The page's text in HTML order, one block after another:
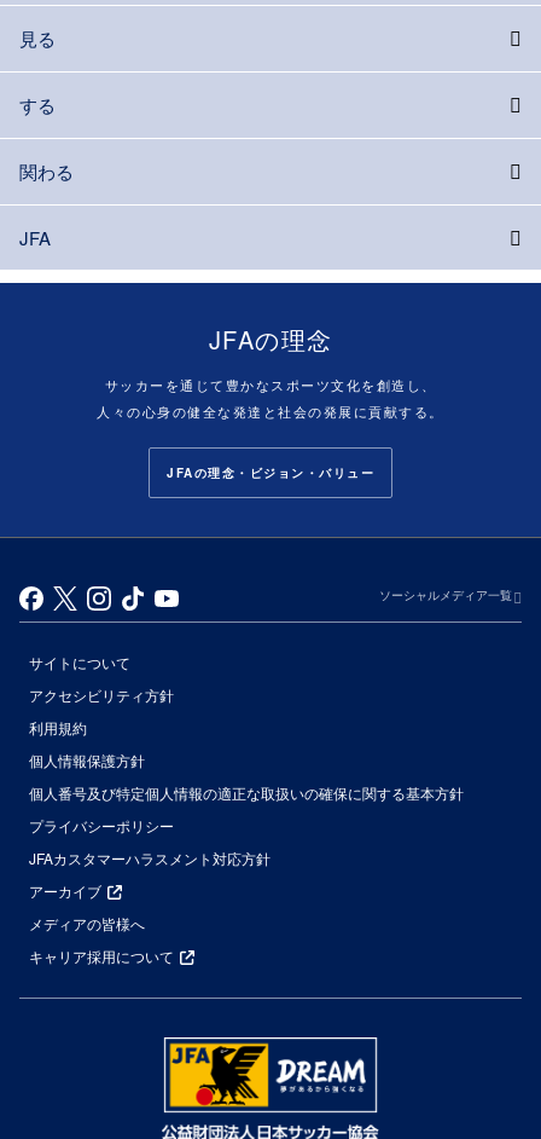
見る
する
関わる
JFA
JFAの理念
サッカーを通じて豊かなスポーツ文化を創造し、
人々の心身の健全な発達と社会の発展に貢献する。
JFAの理念・ビジョン・バリュー
ソーシャルメディア一覧
サイトについて
アクセシビリティ方針
利用規約
個人情報保護方針
個人番号及び特定個人情報の適正な取扱いの確保に関する基本方針
プライバシーポリシー
JFAカスタマーハラスメント対応方針
アーカイブ
メディアの皆様へ
キャリア採用について